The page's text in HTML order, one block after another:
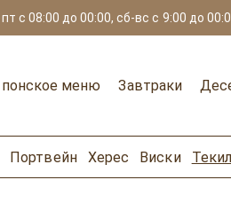
с 08:00 до 00:00, сб-вс с 9:00 до
меню Завтраки
Портвейн Херес Виски